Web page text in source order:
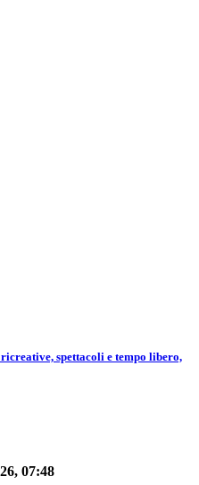
spettacoli e tempo libero,
07:48